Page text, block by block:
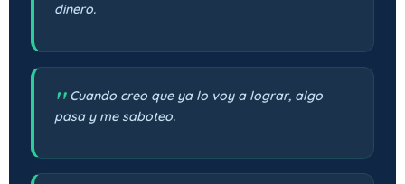
dinero.
Cuando creo que ya lo voy a lograr, algo
pasa y me saboteo.